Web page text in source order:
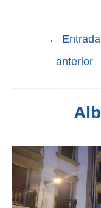
← Entrada
anterior